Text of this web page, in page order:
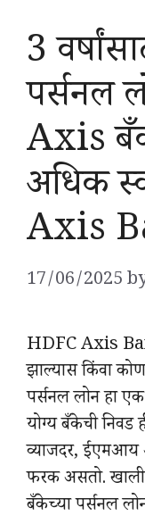
3
पर्सनल
Axis
अधिक
Axis
17/06/2025
HDFC Axis
झाल्यास किंवा
पर्सनल लोन हा
योग्य बँकेची निवड
व्याजदर, ईएमआय
फरक असतो.
बँकेच्या पर्सनल